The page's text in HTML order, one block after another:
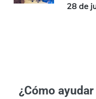
28 de
¿Cómo